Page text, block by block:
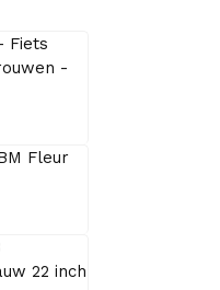
Fiets
-
Fleur
22 inch